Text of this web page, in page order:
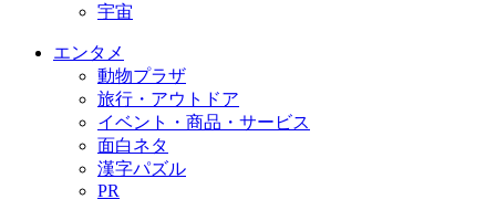
宇宙
エンタメ
動物プラザ
旅行・アウトドア
イベント・商品・サービス
面白ネタ
漢字パズル
PR